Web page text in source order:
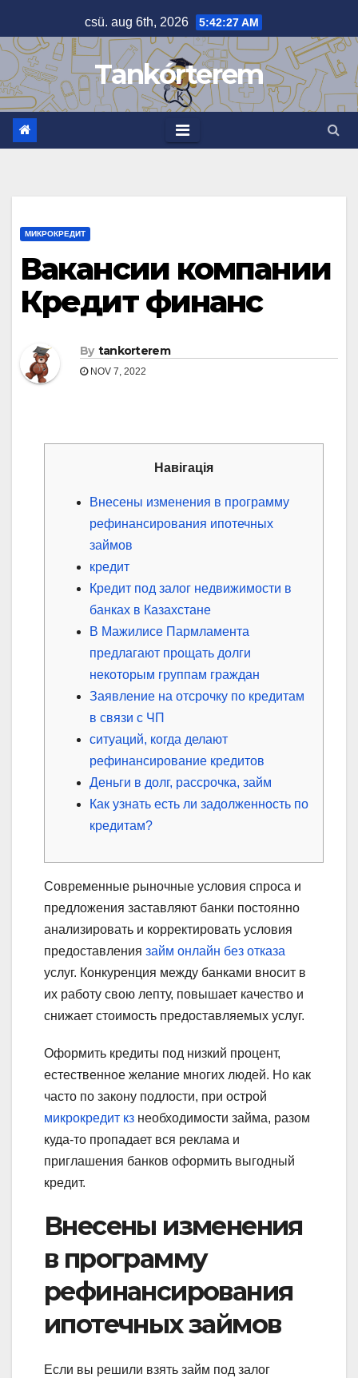
to
content
csü. aug 6th, 2026 5:42:28 AM
Tankórterem
МИКРОКРЕДИТ
Вакансии компании
Кредит финанс
By tankorterem
NOV 7, 2022
Навігація
Внесены изменения в программу
рефинансирования ипотечных
займов
кредит
Кредит под залог недвижимости в
банках в Казахстане
В Мажилисе Пармламента
предлагают прощать долги
некоторым группам граждан
Заявление на отсрочку по кредитам
в связи с ЧП
ситуаций, когда делают
рефинансирование кредитов
Деньги в долг, рассрочка, займ
Как узнать есть ли задолженность по
кредитам?
Современные рыночные условия спроса и
предложения заставляют банки постоянно
анализировать и корректировать условия
предоставления займ онлайн без отказа
услуг. Конкуренция между банками вносит в
их работу свою лепту, повышает качество и
снижает стоимость предоставляемых услуг.
Оформить кредиты под низкий процент,
естественное желание многих людей. Но как
часто по закону подлости, при острой
микрокредит кз необходимости займа, разом
куда-то пропадает вся реклама и
приглашения банков оформить выгодный
кредит.
Внесены изменения
в программу
рефинансирования
ипотечных займов
Если вы решили взять займ под залог